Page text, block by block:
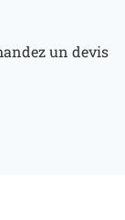
un devis